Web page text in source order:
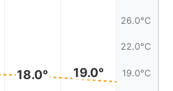
26.0°C
22.0°C
19.0°C
19.0°
18.0°